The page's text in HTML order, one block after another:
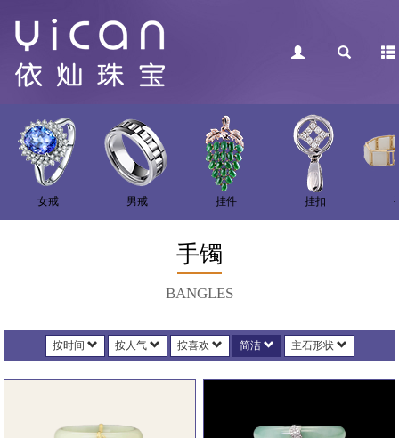
女戒 男戒 挂件 挂扣
手镯
BANGLES
按时间 按人气 按喜欢 简洁 主石形状